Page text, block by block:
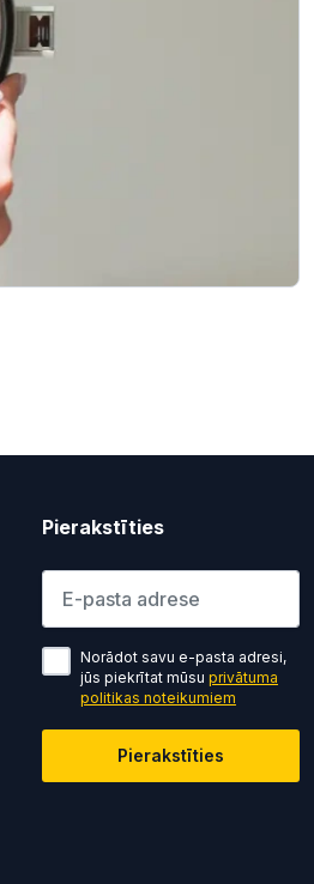
Pierakstīties
Lūdzu ievadiet e-pasta adresi
Norādot savu e-pasta adresi,
jūs piekrītat mūsu privātuma
politikas noteikumiem
Pierakstīties